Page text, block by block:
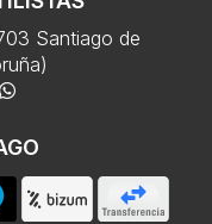
Santiago de